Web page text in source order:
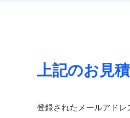
上記のお見
登録されたメールアドレ